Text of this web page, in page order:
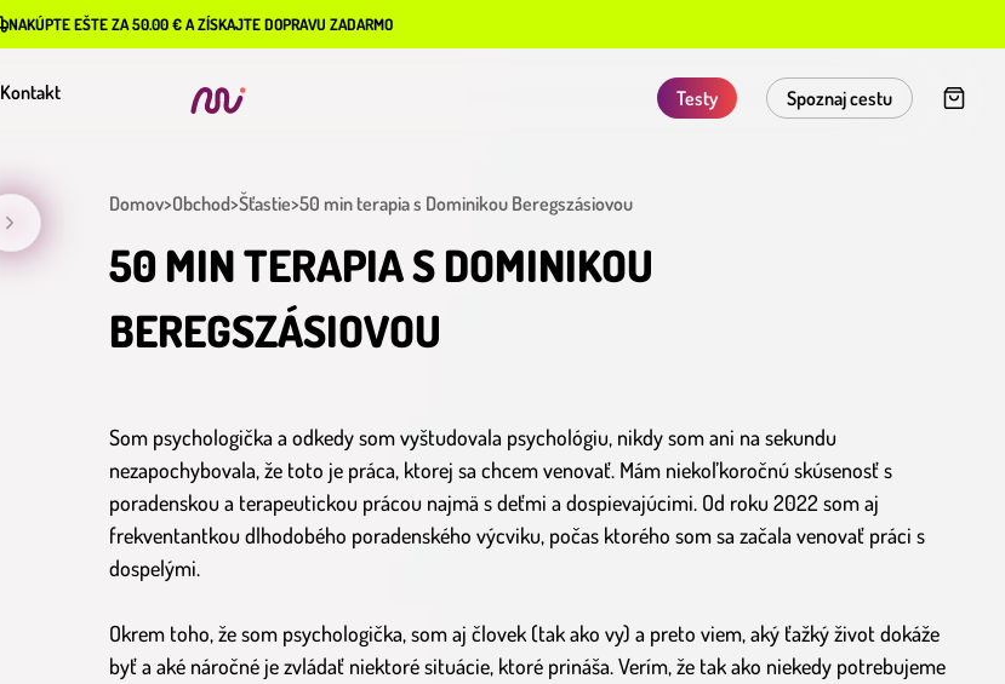
NAKÚPTE EŠTE ZA 50.00 € A ZÍSKAJTE DOPRAVU ZADARMO
Kontakt Testy Spoznaj cestu
Domov>Obchod>Šťastie>50 min terapia s Dominikou Beregszásiovou
50 MIN TERAPIA S DOMINIKOU
BEREGSZÁSIOVOU
Som psychologička a odkedy som vyštudovala psychológiu, nikdy som ani na sekundu
nezapochybovala, že toto je práca, ktorej sa chcem venovať. Mám niekoľkoročnú skúsenosť s
poradenskou a terapeutickou prácou najmä s deťmi a dospievajúcimi. Od roku 2022 som aj
frekventantkou dlhodobého poradenského výcviku, počas ktorého som sa začala venovať práci s
dospelými.
Okrem toho, že som psychologička, som aj človek (tak ako vy) a preto viem, aký ťažký život dokáže
byť a aké náročné je zvládať niektoré situácie, ktoré prináša. Verím, že tak ako niekedy potrebujeme